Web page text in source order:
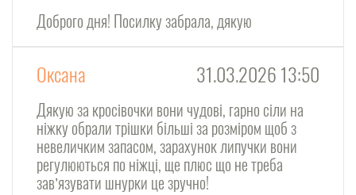
Доброго дня! Посилку забрала, дякую
Оксана 31.03.2026 13:50
Дякую за кросівочки вони чудові, гарно сіли на
ніжку обрали трішки більші за розміром щоб з
невеличким запасом, зарахунок липучки вони
регулюються по ніжці, ще плюс що не треба
завʼязувати шнурки це зручно!